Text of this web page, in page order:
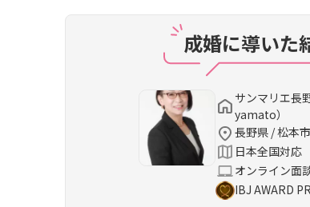
成婚に導いた
サンマリエ長
yamato）
長野県 / 松本市
日本全国対応
オンライン面
IBJ AWARD